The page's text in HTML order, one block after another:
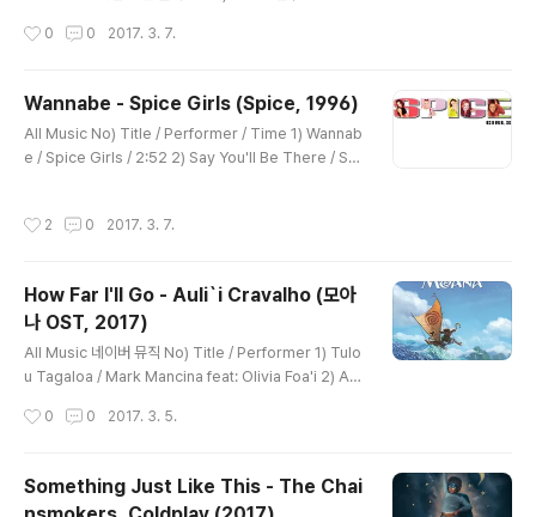
랐었다. 두 단체는 어떤 노래는 중독적이고 또 어떤 노래는
노래들은 10년 전에 몇 번 들었을 뿐인데도 다시 들으면 금
방 어떤 노래인지 알 수 있다. 그런데 어떤 노래들은 이런
효과를 만들어내지 못한다"고 말했다. 대체 무엇이 특정 노
arworm effect)이라고 부른다. 특정 음악이 머릿속에서
0 0 2017. 3. 7.
Wannabe - Spice Girls (Spice, 1996)
All Music No) Title / Performer / Time 1) Wannab
e / Spice Girls / 2:52 2) Say You'll Be There / Spi
over / Spice Girls / 4:11 6) Mama / Spice Girls /
4:02 9) Naked / Spice Girls / 4:25 10) If U Can't D
anc..
2 0 2017. 3. 7.
How Far I'll Go - Auli`i Cravalho (모아
나 OST, 2017)
All Music 네이버 뮤직 No) Title / Performer 1) Tulo
u Tagaloa / Mark Mancina feat: Olivia Foa'i 2) An
i-Amiatu, Matthew Ineleo, Vai Mahina 3) Where Y
cole Scherzinger 4) How Far I'll Go / Mark Manci
0 0 2017. 3. 5.
Something Just Like This - The Chai